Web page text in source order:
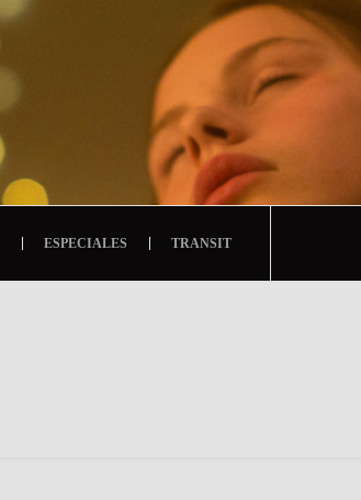
ESPECIALES TRANSIT